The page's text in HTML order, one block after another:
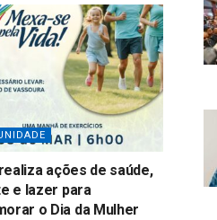
ações de saúde,
e lazer para
o Dia da Mulher